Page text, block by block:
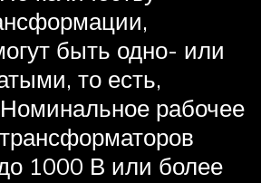
быть одно- или
то есть,
рабочее
1000 В или более